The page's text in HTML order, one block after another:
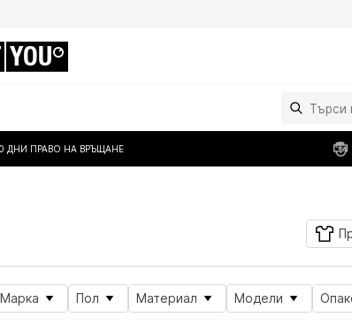
YOU
ДНИ ПРАВО НА ВРЪЩАНЕ
Марка Пол Материал Модели